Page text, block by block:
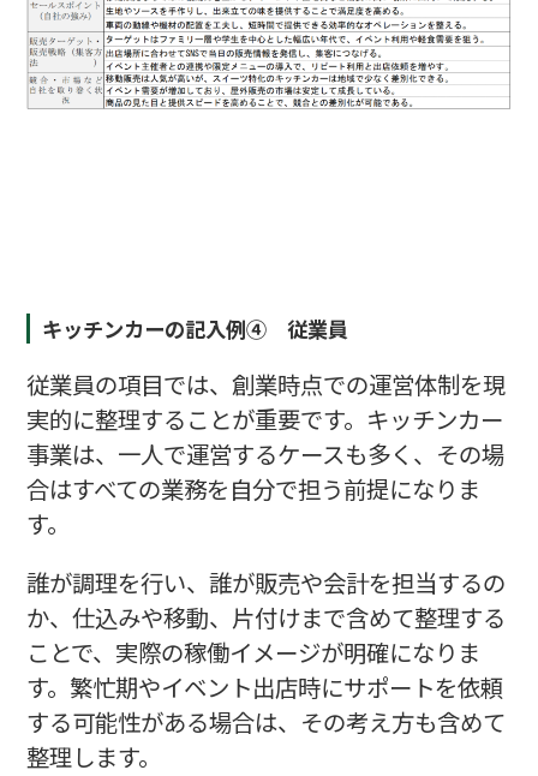
キッチンカーの記入例④ 従業員
従業員の項目では、創業時点での運営体制を現
実的に整理することが重要です。キッチンカー
事業は、一人で運営するケースも多く、その場
合はすべての業務を自分で担う前提になりま
す。
誰が調理を行い、誰が販売や会計を担当するの
か、仕込みや移動、片付けまで含めて整理する
ことで、実際の稼働イメージが明確になりま
す。繁忙期やイベント出店時にサポートを依頼
する可能性がある場合は、その考え方も含めて
整理します。